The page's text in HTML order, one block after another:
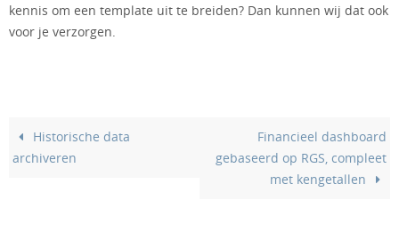
kennis om een template uit te breiden? Dan kunnen wij dat ook
voor je verzorgen.
Historische data
archiveren
Financieel dashboard
gebaseerd op RGS, compleet
met kengetallen